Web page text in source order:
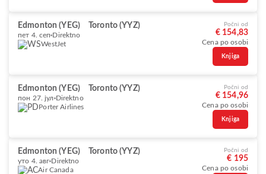
Edmonton (YEG) Toronto (YYZ)
пет 4. сеп Direktno
WestJet
Počni od
€ 154,83
Cena po osobi
Knjiga
Edmonton (YEG) Toronto (YYZ)
пон 27. јул Direktno
Porter Airlines
Počni od
€ 154,96
Cena po osobi
Knjiga
Edmonton (YEG) Toronto (YYZ)
уто 4. авг Direktno
Air Canada
Počni od
€ 195
Cena po osobi